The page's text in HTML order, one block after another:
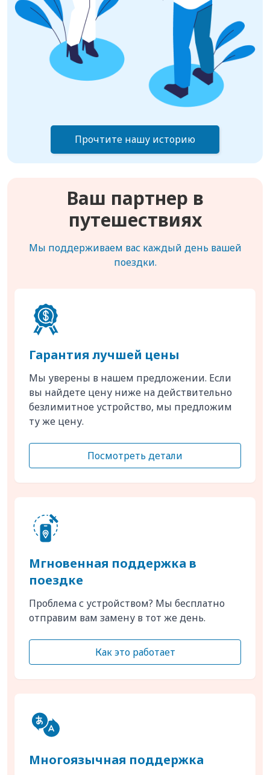
Прочтите нашу историю
Ваш партнер в
путешествиях
Мы поддерживаем вас каждый день вашей
поездки.
Гарантия лучшей цены
Мы уверены в нашем предложении. Если
вы найдете цену ниже на действительно
безлимитное устройство, мы предложим
ту же цену.
Посмотреть детали
Мгновенная поддержка в
поездке
Проблема с устройством? Мы бесплатно
отправим вам замену в тот же день.
Как это работает
Многоязычная поддержка